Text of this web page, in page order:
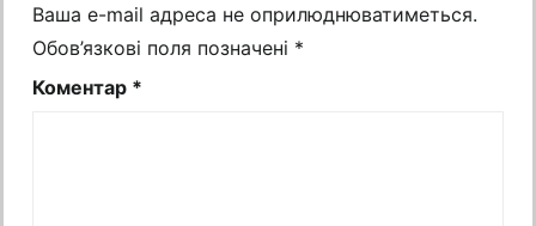
Ваша e-mail адреса не оприлюднюватиметься.
Обов’язкові поля позначені *
Коментар *